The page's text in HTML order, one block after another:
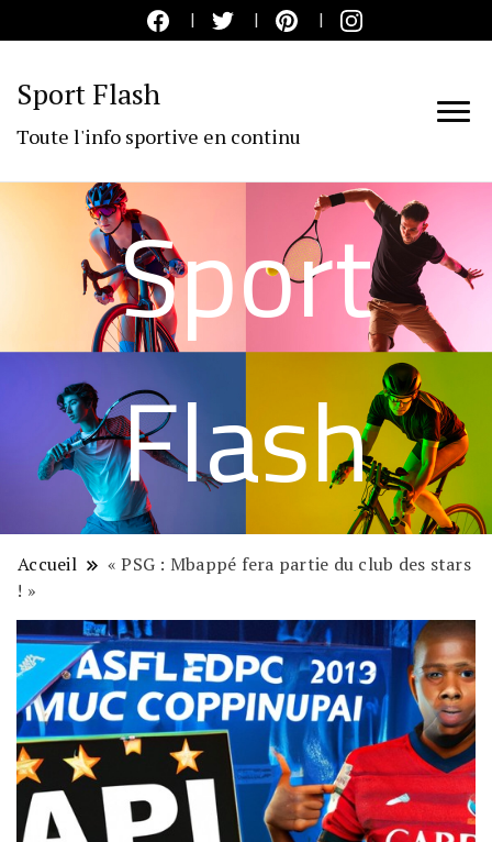
Sport Flash
Toute l'info sportive en continu
Sport
Flash
Accueil
« PSG : Mbappé fera partie du club des stars
! »